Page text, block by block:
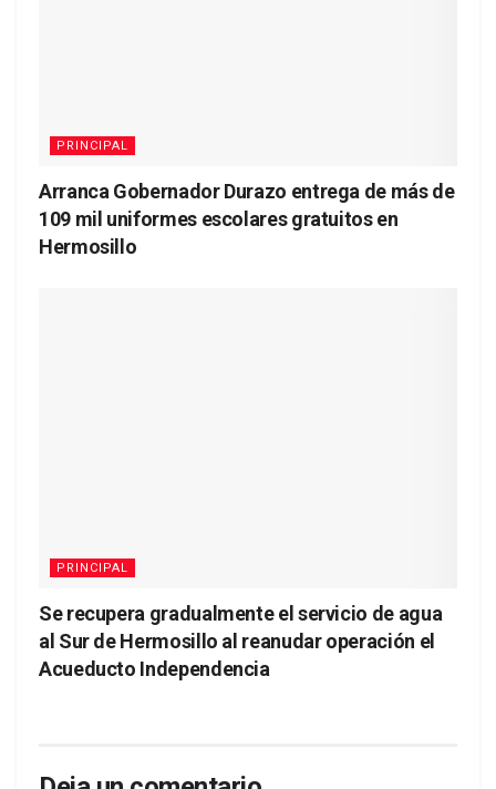
PRINCIPAL
Arranca Gobernador Durazo entrega de más de
109 mil uniformes escolares gratuitos en
Hermosillo
PRINCIPAL
Se recupera gradualmente el servicio de agua
al Sur de Hermosillo al reanudar operación el
Acueducto Independencia